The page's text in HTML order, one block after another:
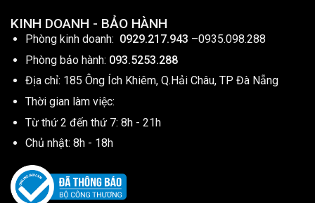
KINH DOANH - BẢO HÀNH
Phòng kinh doanh: 0929.217.943 –0935.098.288
Phòng bảo hành: 093.5253.288
Địa chỉ: 185 Ông Ích Khiêm, Q.Hải Châu, TP Đà Nẵng
Thời gian làm việc:
Từ thứ 2 đến thứ 7: 8h - 21h
Chủ nhật: 8h - 18h